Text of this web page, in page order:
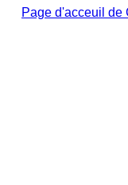
Page d'acceuil